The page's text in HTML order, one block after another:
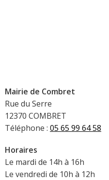
Mairie de Combret
Rue du Serre
12370 COMBRET
Téléphone : 05 65 99 64 58
Horaires
Le mardi de 14h à 16h
Le vendredi de 10h à 12h